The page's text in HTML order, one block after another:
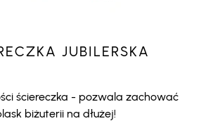
JUBILERSKA
ściereczka - pozwala zachować
biżuterii na dłużej!